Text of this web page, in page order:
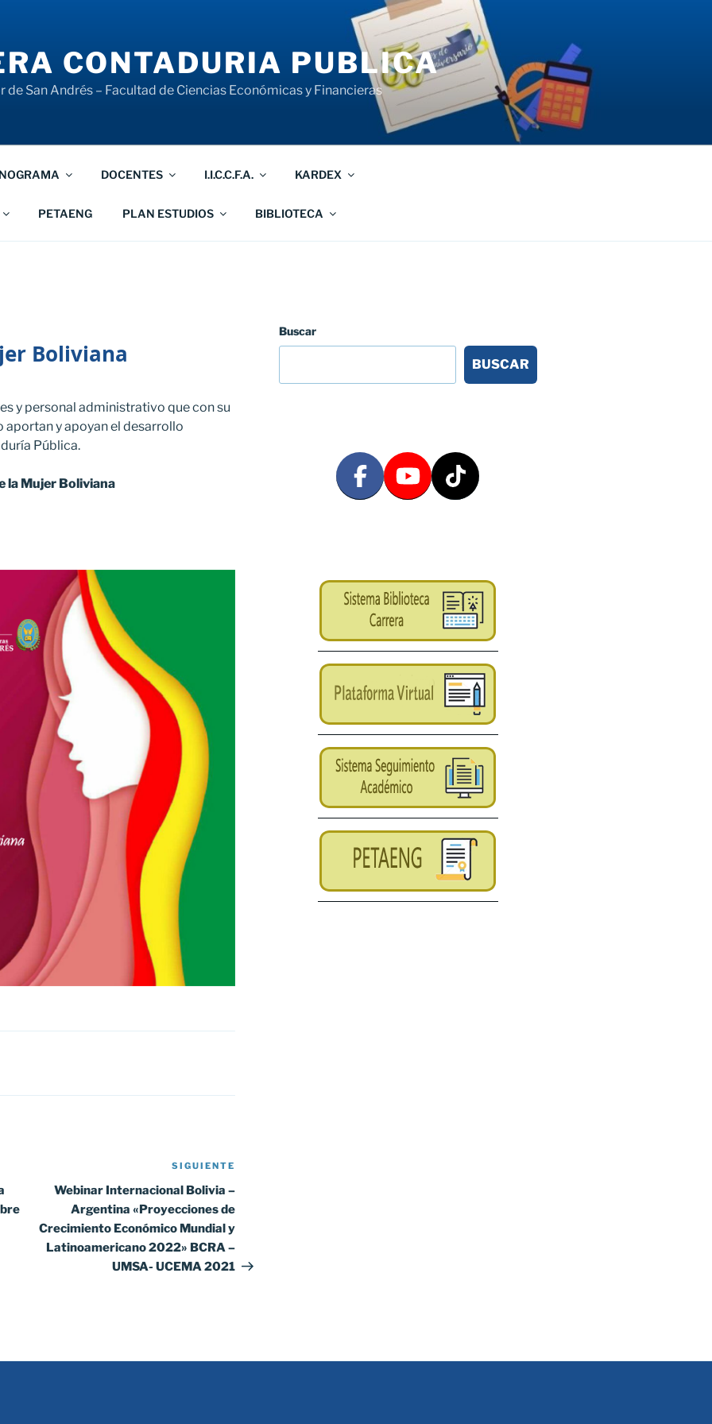
CONTADURIA PUBLICA
de San Andrés – Facultad de Ciencias Económicas y Financieras
DOCENTES I.I.C.C.F.A. KARDEX
PETAENG PLAN ESTUDIOS BIBLIOTECA
Boliviana
y personal administrativo que con su
y apoyan el desarrollo
Pública.
la Mujer Boliviana
entrada
SIGUIENTE
Webinar Internacional Bolivia –
Argentina «Proyecciones de
Crecimiento Económico Mundial y
Latinoamericano 2022» BCRA –
UMSA- UCEMA 2021
Buscar
BUSCAR